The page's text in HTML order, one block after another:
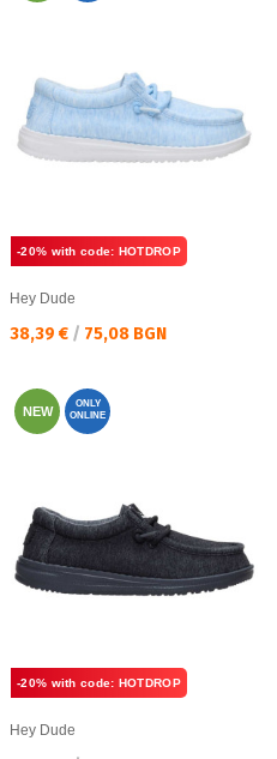
-20% with code: HOTDROP
Hey Dude
Текуща цена:
38,39 € / 75,08 BGN
NEW
ONLY
ONLINE
-20% with code: HOTDROP
Hey Dude